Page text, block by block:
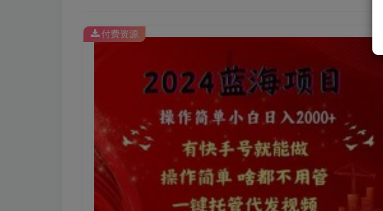
付费资源